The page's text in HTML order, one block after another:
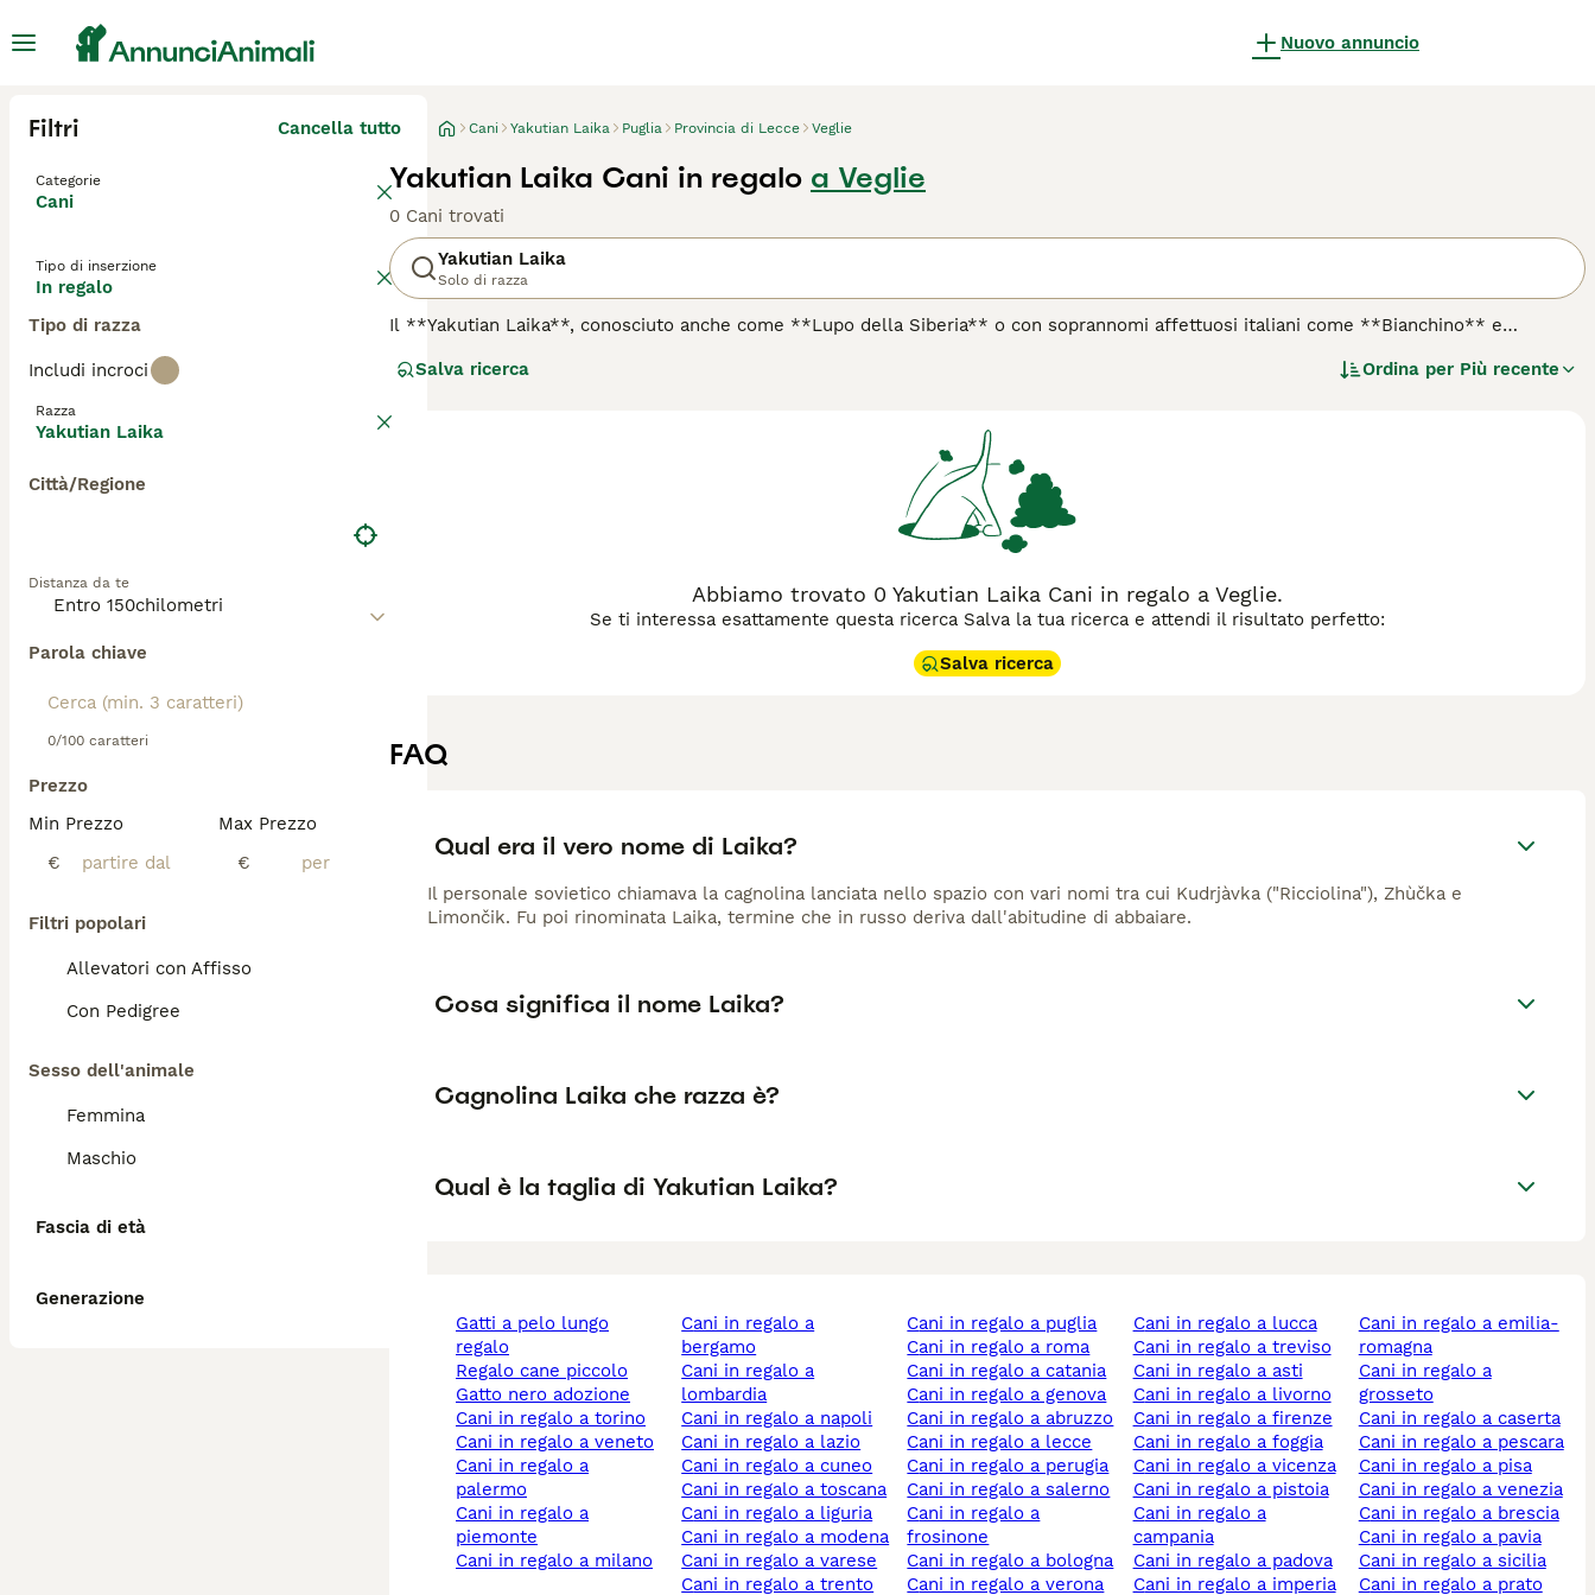
Nuovo annuncio
Filtri Cancella tutto
Categorie
Cani
Tipo di inserzione
In regalo
Tipo di razza
Includi incroci
Razza
Yakutian Laika
Città/Regione
Distanza da te
Parola chiave
0/100 caratteri
Prezzo
Min Prezzo
€
Max Prezzo
€
Filtri popolari
Allevatori con Affisso
Con Pedigree
Sesso dell'animale
Femmina
Maschio
Fascia di età
Generazione
Cani Yakutian Laika Puglia Provincia di Lecce Veglie
Yakutian Laika Cani in regalo a Veglie
0 Cani trovati
Yakutian Laika
Solo di razza
Il **Yakutian Laika**, conosciuto anche come **Lupo della Siberia** o con soprannomi affettuosi italiani come **Bianchino** e
stato sviluppato dal popolo indigeno Yakut per trainare slitte, cacciare e sorvegliare il bestiame nelle condizioni estreme del clima artico.
media, con muscolatura robusta e la caratteristica coda arrotolata sul dorso. Il **Yakutian Laika** è noto per il suo temperamento leale,
amichevole e intelligente, ma può mostrare una certa indipendenza e un forte istinto di caccia, quindi richiede una socializzazione
precoce e un addestramento coerente. Ideale per chi vive in ambienti freddi e conduce uno stile di vita attivo, questo cane non è adatto
ad ambienti caldi o a chi preferisce un animale poco impegnativo. È perfetto per famiglie sportive o appassionati di attività all'aperto, che
Salva ricerca Ordina per Più recente
Abbiamo trovato 0 Yakutian Laika Cani in regalo a Veglie.
Se ti interessa esattamente questa ricerca Salva la tua ricerca e attendi il risultato perfetto:
Salva ricerca
FAQ
Qual era il vero nome di Laika?
Il personale sovietico chiamava la cagnolina lanciata nello spazio con vari nomi tra cui Kudrjàvka ("Ricciolina"), Zhùčka e
Limončik. Fu poi rinominata Laika, termine che in russo deriva dall'abitudine di abbaiare.
Cosa significa il nome Laika?
Cagnolina Laika che razza è?
Qual è la taglia di Yakutian Laika?
gatti a pelo lungo
regalo
regalo cane piccolo
gatto nero adozione
cani in regalo a torino
cani in regalo a veneto
cani in regalo a
palermo
cani in regalo a
piemonte
cani in regalo a milano
cani in regalo a
bergamo
cani in regalo a
lombardia
cani in regalo a napoli
cani in regalo a lazio
cani in regalo a cuneo
cani in regalo a toscana
cani in regalo a liguria
cani in regalo a modena
cani in regalo a varese
cani in regalo a trento
cani in regalo a puglia
cani in regalo a roma
cani in regalo a catania
cani in regalo a genova
cani in regalo a abruzzo
cani in regalo a lecce
cani in regalo a perugia
cani in regalo a salerno
cani in regalo a
frosinone
cani in regalo a bologna
cani in regalo a verona
cani in regalo a lucca
cani in regalo a treviso
cani in regalo a asti
cani in regalo a livorno
cani in regalo a firenze
cani in regalo a foggia
cani in regalo a vicenza
cani in regalo a pistoia
cani in regalo a
campania
cani in regalo a padova
cani in regalo a imperia
cani in regalo a emilia-
romagna
cani in regalo a
grosseto
cani in regalo a caserta
cani in regalo a pescara
cani in regalo a pisa
cani in regalo a venezia
cani in regalo a brescia
cani in regalo a pavia
cani in regalo a sicilia
cani in regalo a prato